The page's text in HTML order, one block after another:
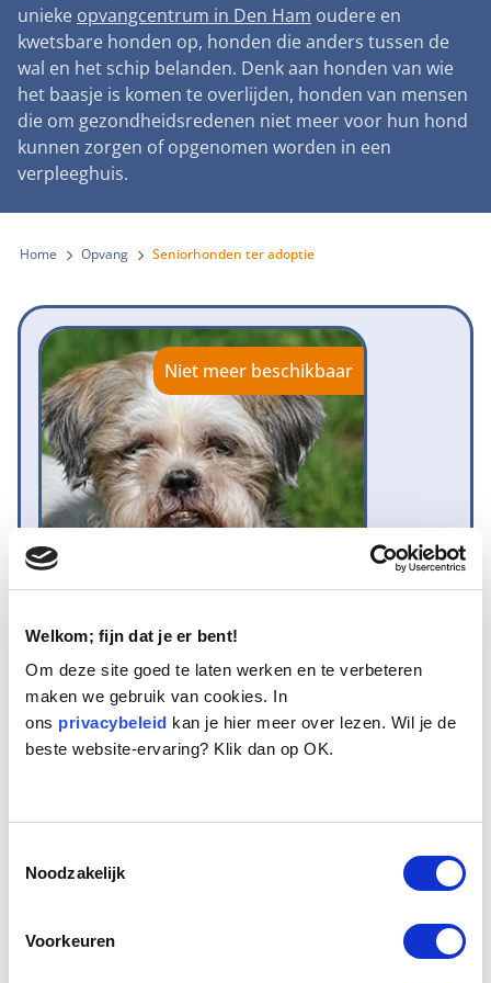
Welkom; fijn dat je er bent!
Om deze site goed te laten werken en te verbeteren
maken we gebruik van cookies. In
ons privacybeleid kan je hier meer over lezen. Wil je de
beste website-ervaring? Klik dan op OK.
Noodzakelijk
Voorkeuren
Landelijke registratie bijtincidenten
Verantwoord fokbeleid
Landelijk vuurwerkverbod
Verplichte pre-aanschaf cursus
Gemeentelijk meldpunt bijtincidenten
Bescherming tegen grasaren
Lezingen
Symposium Gemeentelijk Dierenbeleid
Teken onze petitie
Steun als bedrijf
Adopteer een seniorhond
Sponsor een seniorhond
Steun als vrijwilliger
Honden voor Honden Loop
Vraag een donatiebox aan
Wat wij doen
Onze organisatie
Samenwerking
Jaarverslag
Vacatures
Donateursmagazine Hond
Onze successen voor honden
Contactgegevens
Pers
Nieuws
Nieuwsbrief
Incassodata
Zoeken
unieke opvangcentrum in Den Ham oudere en
kwetsbare honden op, honden die anders tussen de
wal en het schip belanden. Denk aan honden van wie
het baasje is komen te overlijden, honden van mensen
die om gezondheidsredenen niet meer voor hun hond
kunnen zorgen of opgenomen worden in een
verpleeghuis.
Home Opvang Seniorhonden ter adoptie
Niet meer beschikbaar
Naam:
Lady
Leeftijd:
11
Ras/type:
Lhasa Apso
Hoeveel dagen te gast geweest: 6 dagen
Lady is een 11 jaar oud teefje. Zij woonde samen met
haar eigenaresse van 88 jaar oud. Toen mevrouw de